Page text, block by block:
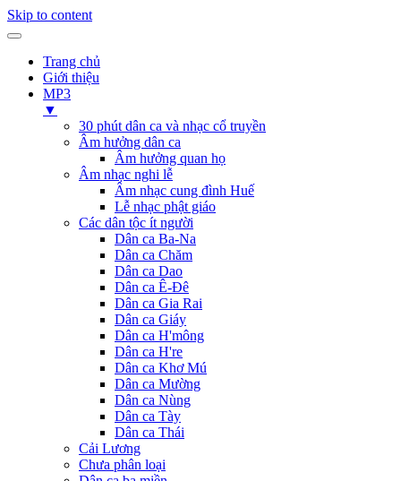
Skip to content
Trang chủ
Giới thiệu
MP3
▼
30 phút dân ca và nhạc cổ truyền
Âm hưởng dân ca
Âm hưởng quan họ
Âm nhạc nghi lễ
Âm nhạc cung đình Huế
Lễ nhạc phật giáo
Các dân tộc ít người
Dân ca Ba-Na
Dân ca Chăm
Dân ca Dao
Dân ca Ê-Đê
Dân ca Gia Rai
Dân ca Giáy
Dân ca H'mông
Dân ca H're
Dân ca Khơ Mú
Dân ca Mường
Dân ca Nùng
Dân ca Tày
Dân ca Thái
Cải Lương
Chưa phân loại